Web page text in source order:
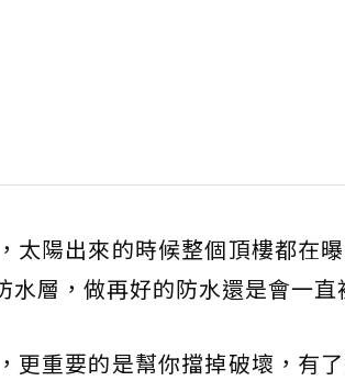
太陽出來的時候整個頂樓都在
層，做再好的防水還是會一直
更重要的是幫你擋掉破壞，有